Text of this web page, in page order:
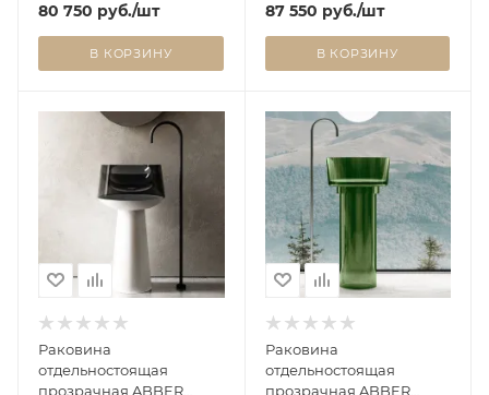
80 750 руб./шт
В КОРЗИНУ
87 550 руб./шт
В КОРЗИНУ
Раковина
отдельностоящая
прозрачная ABBER
Раковина
отдельностоящая
прозрачная ABBER